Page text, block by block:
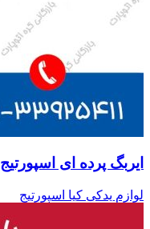
ایربگ پرده ای اسپورتیج
لوازم یدکی کیا اسپورتیج